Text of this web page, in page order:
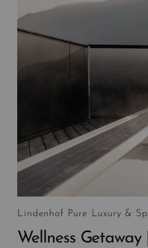
Lindenhof Pure Luxury &
Wellness